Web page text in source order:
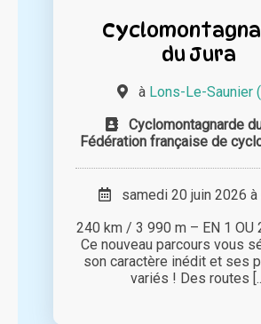
du Jura
à Lons-Le-Saunier
Cyclomontagnarde
Fédération française de
samedi 20 juin 2026 à
240 km / 3 990 m – EN 1 OU
Ce nouveau parcours vous
son caractère inédit et ses
variés ! Des routes